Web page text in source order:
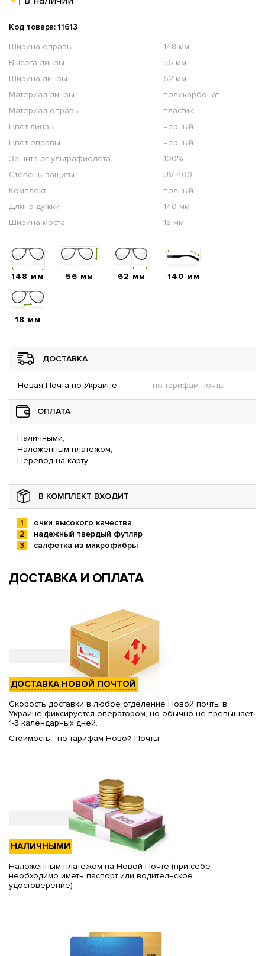
Код товара: 11613
Ширина оправы
148 мм
Высота линзы
56 мм
Ширина линзы
62 мм
Материал линзы
поликарбонат
Материал оправы
пластик
Цвет линзы
чёрный
Цвет оправы
чёрный
Защита от ультрафиолета
100%
Степень защиты
UV 400
Комплект
полный
Длина дужки
140 мм
Ширина моста
18 мм
148 мм 56 мм 62 мм 140 мм
18 мм
ДОСТАВКА
Новая Почта по Украине по тарифам почты
ОПЛАТА
Наличными,
Наложенным платежом,
Перевод на карту
В КОМПЛЕКТ ВХОДИТ
очки высокого качества
надежный твердый футляр
салфетка из микрофибры
ДОСТАВКА И ОПЛАТА
ДОСТАВКА НОВОЙ ПОЧТОЙ
Скорость доставки в любое отделение Новой почты в
Украине фиксируется оператором, но обычно не превышает
1-3 календарных дней.
Стоимость - по тарифам Новой Почты.
НАЛИЧНЫМИ
Наложенным платежом на Новой Почте (при себе
необходимо иметь паспорт или водительское
удостоверение)